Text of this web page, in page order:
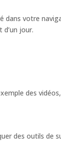
votre
jour.
des
des outils de